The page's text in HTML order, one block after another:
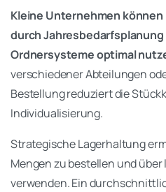
Kleine Unternehmen
durch
Ordnersysteme optimal
verschiedener Abteilungen
Bestellung reduziert die
Individualisierung.
Strategische Lagerhaltung
Mengen zu bestellen und
verwenden. Ein